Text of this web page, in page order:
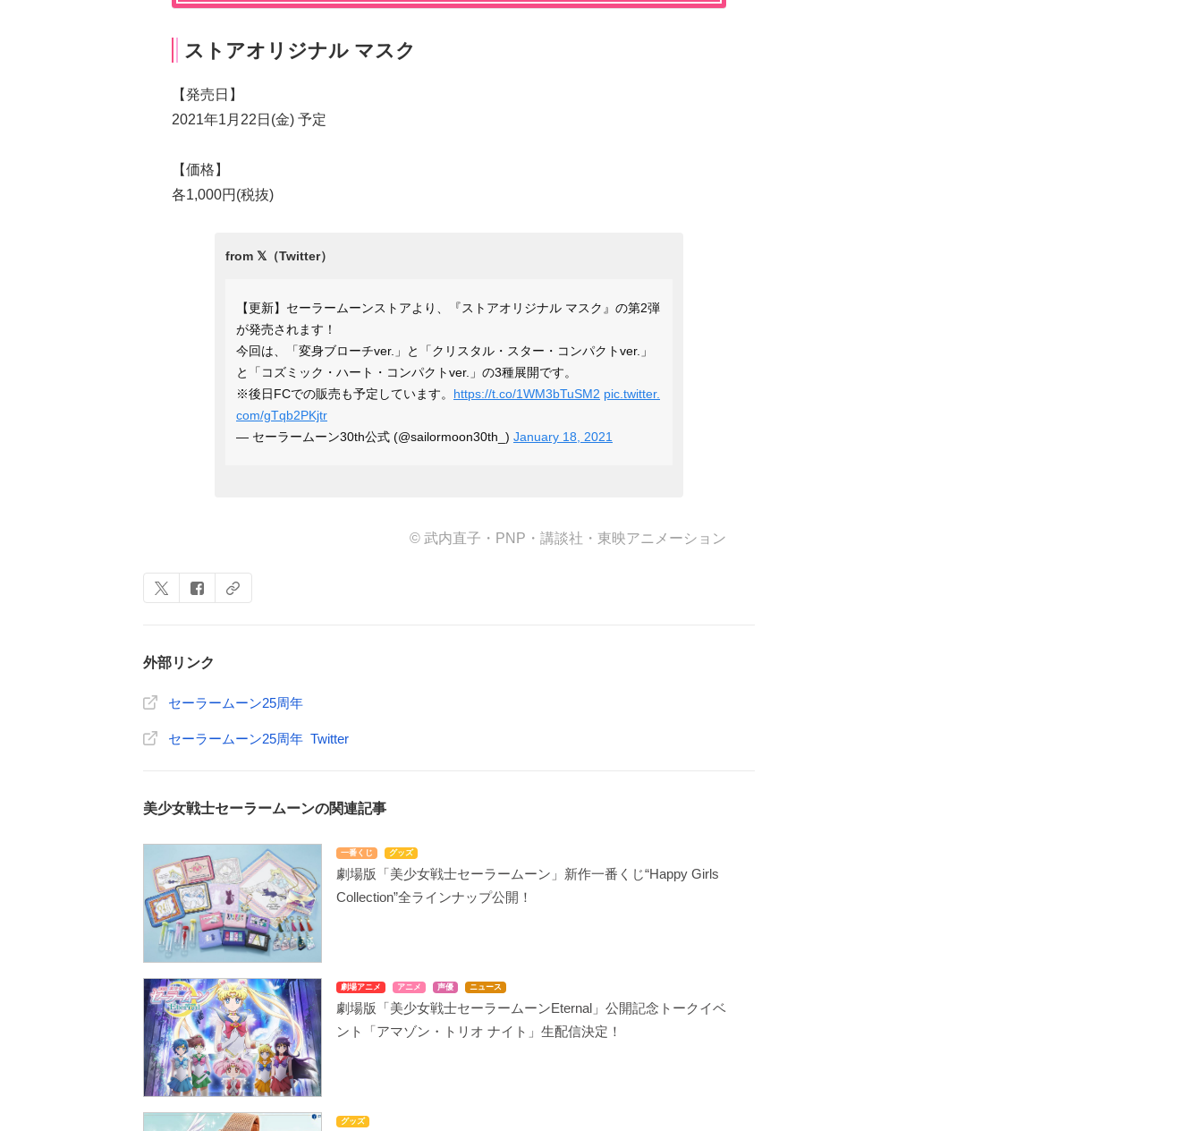
ストアオリジナル マスク
【発売日】
2021年1月22日(金) 予定
【価格】
各1,000円(税抜)
【更新】セーラームーンストアより、『ストアオリジナル マスク』の第2弾
が発売されます！
今回は、「変身ブローチver.」と「クリスタル・スター・コンパクトver.」
と「コズミック・ハート・コンパクトver.」の3種展開です。
※後日FCでの販売も予定しています。 https://t.co/1WM3bTuSM2 pic.twitter.
com/gTqb2PKjtr
— セーラームーン30th公式 (@sailormoon30th_) January 18, 2021
© 武内直子・PNP・講談社・東映アニメーション
外部リンク
セーラームーン25周年
セーラームーン25周年 Twitter
美少女戦士セーラームーンの関連記事
一番くじ グッズ
劇場版「美少女戦士セーラームーン」新作一番くじ“Happy Girls
Collection”全ラインナップ公開！
劇場アニメ アニメ 声優 ニュース
劇場版「美少女戦士セーラームーンEternal」公開記念トークイベ
ント「アマゾン・トリオ ナイト」生配信決定！
グッズ